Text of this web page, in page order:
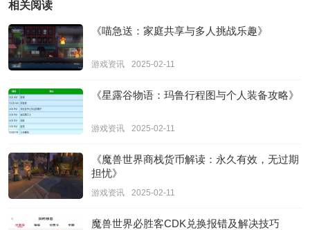
相关阅读
《喵急送：家庭共享与多人挑战乐趣》
游戏资讯 2025-02-11
《星露谷物语：玛鲁行程图与个人装备攻略》
游戏资讯 2025-02-11
《魔兽世界商栈货币解读：永久有效，无过期
担忧》
游戏资讯 2025-02-11
魔兽世界必胜客CDK兑换报错及解决技巧